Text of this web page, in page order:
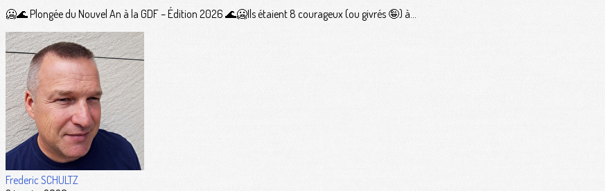
🥶🌊 Plongée du Nouvel An à la GDF – Édition 2026 🌊🥶Ils étaient 8 courageux (ou givrés 🤪) à...
Frederic SCHULTZ